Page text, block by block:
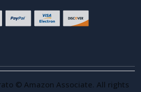
© Amazon Associate. All rights